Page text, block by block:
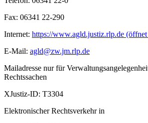
Fax: 06341 22-290
Internet: https://www.agld.justiz.rlp.de (öffnet
E-Mail: agld@zw.jm.rlp.de
Mailadresse nur für
Rechtssachen
XJustiz-ID: T3304
Elektronischer Rechtsverkehr in